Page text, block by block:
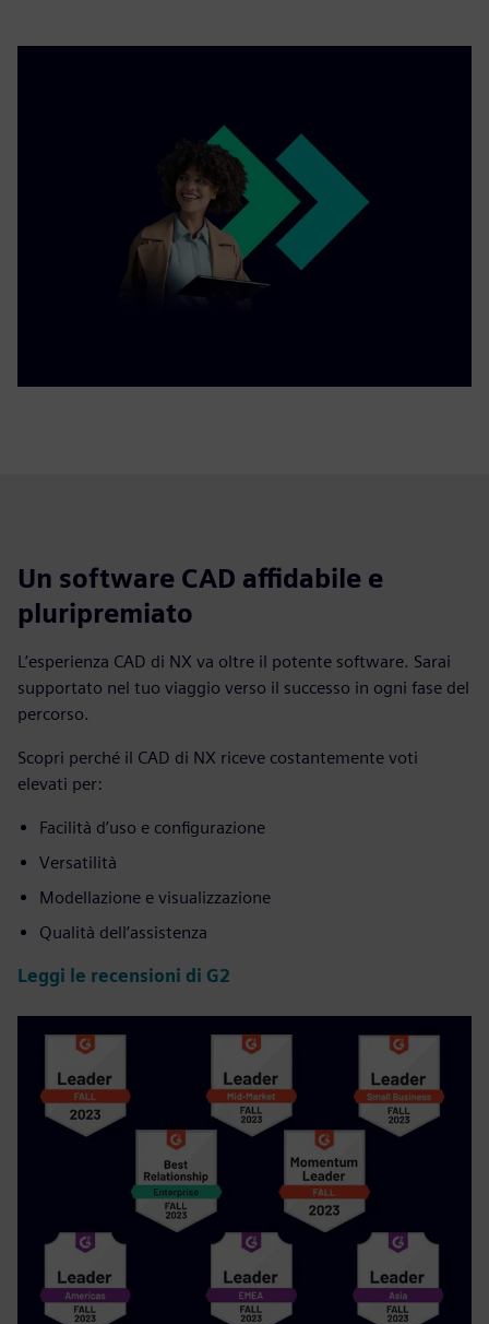
Un software CAD affidabile e
pluripremiato
L’esperienza CAD di NX va oltre il potente software. Sarai
supportato nel tuo viaggio verso il successo in ogni fase del
percorso.
Scopri perché il CAD di NX riceve costantemente voti
elevati per:
Facilità d’uso e configurazione
Versatilità
Modellazione e visualizzazione
Qualità dell’assistenza
Leggi le recensioni di G2